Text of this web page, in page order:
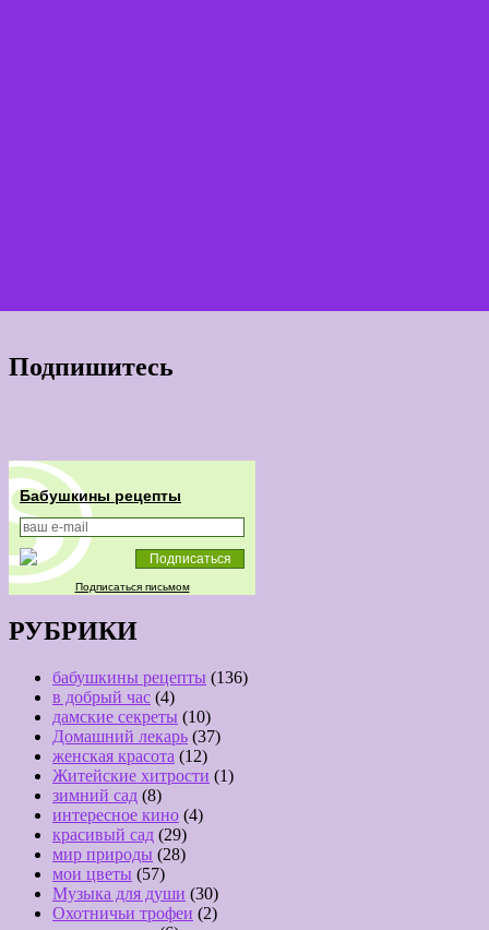
Подпишитесь
Бабушкины рецепты
Подписаться письмом
РУБРИКИ
бабушкины рецепты (136)
в добрый час (4)
дамские секреты (10)
Домашний лекарь (37)
женская красота (12)
Житейские хитрости (1)
зимний сад (8)
интересное кино (4)
красивый сад (29)
мир природы (28)
мои цветы (57)
Музыка для души (30)
Охотничьи трофеи (2)